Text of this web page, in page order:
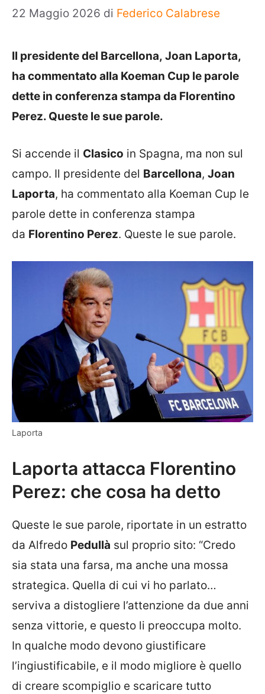
22 Maggio 2026 di Federico Calabrese
Il presidente del Barcellona, Joan Laporta,
ha commentato alla Koeman Cup le parole
dette in conferenza stampa da Florentino
Perez. Queste le sue parole.
Si accende il Clasico in Spagna, ma non sul
campo. Il presidente del Barcellona, Joan
Laporta, ha commentato alla Koeman Cup le
parole dette in conferenza stampa
da Florentino Perez. Queste le sue parole.
Laporta
Laporta attacca Florentino
Perez: che cosa ha detto
Queste le sue parole, riportate in un estratto
da Alfredo Pedullà sul proprio sito: “Credo
sia stata una farsa, ma anche una mossa
strategica. Quella di cui vi ho parlato…
serviva a distogliere l’attenzione da due anni
senza vittorie, e questo li preoccupa molto.
In qualche modo devono giustificare
l’ingiustificabile, e il modo migliore è quello
di creare scompiglio e scaricare tutto